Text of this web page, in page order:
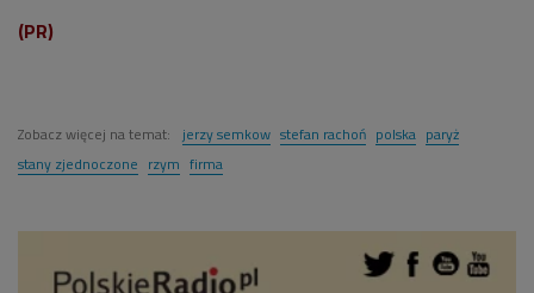
(PR)
Zobacz więcej na temat: jerzy semkow stefan rachoń polska paryż
stany zjednoczone rzym firma